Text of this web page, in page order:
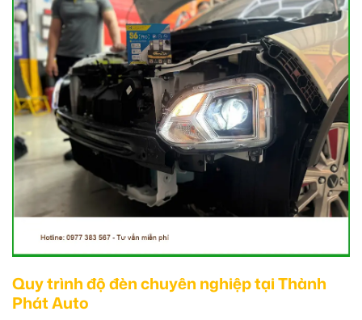
Quy trình độ đèn chuyên nghiệp tại Thành
Phát Auto